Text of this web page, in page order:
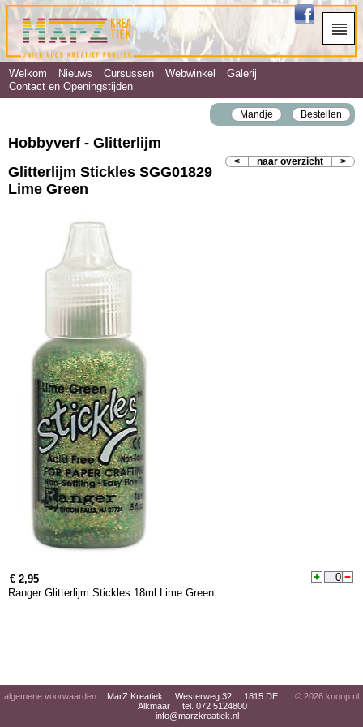
Welkom Nieuws Cursussen Webwinkel
Galerij
Contact en Openingstijden
Mandje Bestellen
Hobbyverf - Glitterlijm
< naar overzicht >
Glitterlijm Stickles SGG01829
Lime Green
€ 2,95
Ranger Glitterlijm Stickles 18ml Lime Green
algemene voorwaarden
MarZ Kreatiek Westerweg 32 1815 DE
Alkmaar tel. 072 5124800
info@marzkreatiek.nl
© 2026 knoop.nl